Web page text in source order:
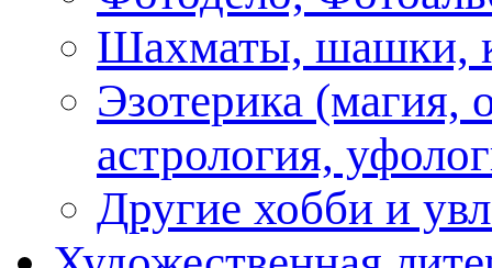
Шахматы, шашки,
Эзотерика (магия,
астрология,
Другие хобби и